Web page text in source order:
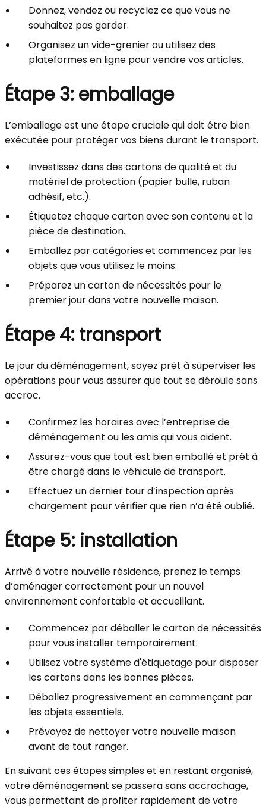
Donnez, vendez ou recyclez ce que vous ne
souhaitez pas garder.
Organisez un vide-grenier ou utilisez des
plateformes en ligne pour vendre vos articles.
Étape 3: emballage
L’emballage est une étape cruciale qui doit être bien
exécutée pour protéger vos biens durant le transport.
Investissez dans des cartons de qualité et du
matériel de protection (papier bulle, ruban
adhésif, etc.).
Étiquetez chaque carton avec son contenu et la
pièce de destination.
Emballez par catégories et commencez par les
objets que vous utilisez le moins.
Préparez un carton de nécessités pour le
premier jour dans votre nouvelle maison.
Étape 4: transport
Le jour du déménagement, soyez prêt à superviser les
opérations pour vous assurer que tout se déroule sans
accroc.
Confirmez les horaires avec l’entreprise de
déménagement ou les amis qui vous aident.
Assurez-vous que tout est bien emballé et prêt à
être chargé dans le véhicule de transport.
Effectuez un dernier tour d’inspection après
chargement pour vérifier que rien n’a été oublié.
Étape 5: installation
Arrivé à votre nouvelle résidence, prenez le temps
d’aménager correctement pour un nouvel
environnement confortable et accueillant.
Commencez par déballer le carton de nécessités
pour vous installer temporairement.
Utilisez votre système d'étiquetage pour disposer
les cartons dans les bonnes pièces.
Déballez progressivement en commençant par
les objets essentiels.
Prévoyez de nettoyer votre nouvelle maison
avant de tout ranger.
En suivant ces étapes simples et en restant organisé,
votre déménagement se passera sans accrochage,
vous permettant de profiter rapidement de votre